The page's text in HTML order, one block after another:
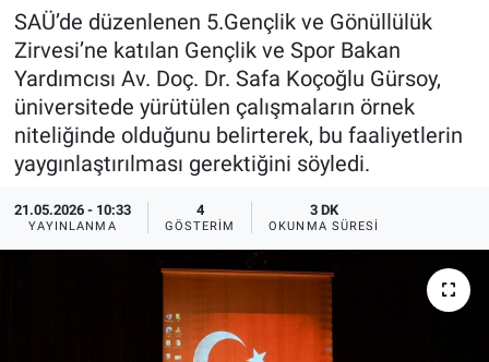
SAÜ’de düzenlenen 5.Gençlik ve Gönüllülük
Zirvesi’ne katılan Gençlik ve Spor Bakan
Yardımcısı Av. Doç. Dr. Safa Koçoğlu Gürsoy,
üniversitede yürütülen çalışmaların örnek
niteliğinde olduğunu belirterek, bu faaliyetlerin
yaygınlaştırılması gerektiğini söyledi.
21.05.2026 - 10:33
YAYINLANMA
4
GÖSTERIM
3 DK
OKUNMA SÜRESI